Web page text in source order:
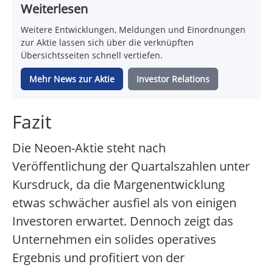
Weiterlesen
Weitere Entwicklungen, Meldungen und Einordnungen
zur Aktie lassen sich über die verknüpften
Übersichtsseiten schnell vertiefen.
Mehr News zur Aktie Investor Relations
Fazit
Die Neoen-Aktie steht nach
Veröffentlichung der Quartalszahlen unter
Kursdruck, da die Margenentwicklung
etwas schwächer ausfiel als von einigen
Investoren erwartet. Dennoch zeigt das
Unternehmen ein solides operatives
Ergebnis und profitiert von der